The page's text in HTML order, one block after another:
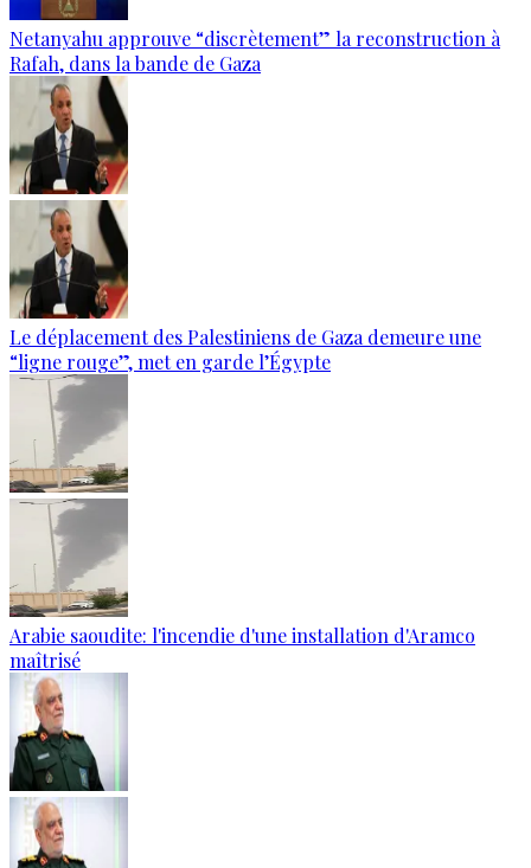
Netanyahu approuve “discrètement” la reconstruction à
Rafah, dans la bande de Gaza
Le déplacement des Palestiniens de Gaza demeure une
“ligne rouge”, met en garde l’Égypte
Arabie saoudite: l'incendie d'une installation d'Aramco
maîtrisé